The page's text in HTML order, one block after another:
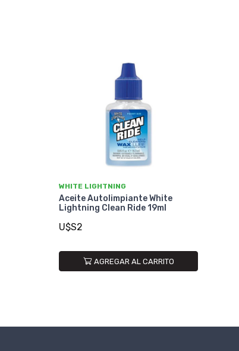
WHITE LIGHTNING
Aceite Autolimpiante White
Lightning Clean Ride 19ml
U$S2
AGREGAR AL CARRITO